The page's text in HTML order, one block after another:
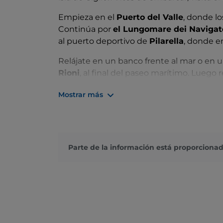
Empieza en el Puerto del Valle, donde
Continúa por el Lungomare dei
al puerto deportivo de Pilarella, donde
Relájate en un banco frente al mar o en
Rioni , al final del paseo marítimo. Luego
La imponente fortaleza se construyó
No te pierdas tampoco las playas Cala
Mostrar más
Parte de la información está